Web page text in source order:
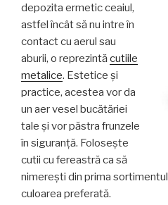
depozita ermetic ceaiul,
astfel încât să nu intre în
contact cu aerul sau
aburii, o reprezintăcutiile
metalice. Estetice şi
practice, acestea vor da
un aer vesel bucătăriei
tale şi vor păstra frunzele
în siguranţă. Foloseşte
cutii cu fereastră ca să
nimereşti din prima
culoarea preferată.